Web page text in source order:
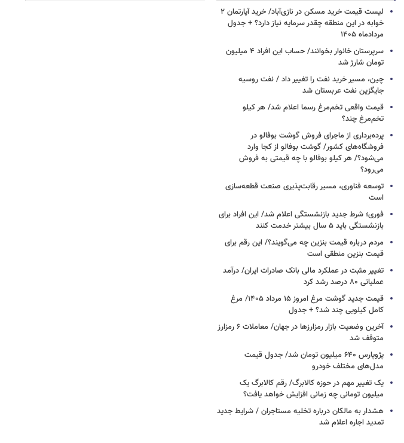
لیست قیمت خرید مسکن در نازی‌آباد/ خرید آپارتمان ۲
خوابه در این منطقه چقدر سرمایه نیاز دارد؟ + جدول
مردادماه ۱۴۰۵
سرپرستان خانوار بخوانند/ حساب این افراد ۴ میلیون
تومان شارژ شد
چین، مسیر خرید نفت را تغییر داد / نفت روسیه
جایگزین نفت عربستان شد
قیمت واقعی تخم‌مرغ رسما اعلام شد/ هر کیلو
تخم‌مرغ چند؟
پرده‌برداری از ماجرای فروش گوشت بوفالو در
فروشگاه‌های کشور/ گوشت بوفالو از کجا وارد
می‌شود؟/ هر کیلو بوفالو با چه قیمتی به فروش
می‌رود؟
توسعه فناوری، مسیر رقابت‌پذیری صنعت قطعه‌سازی
است
فوری؛ شرط جدید بازنشستگی اعلام شد/ این افراد برای
بازنشستگی باید ۵ سال بیشتر خدمت کنند
مردم درباره قیمت بنزین چه می‌گویند؟/ این رقم برای
قیمت بنزین منطقی است
تغییر مثبت در عملکرد مالی بانک صادرات ایران/ درآمد
عملیاتی ۸۰ درصد رشد کرد
قیمت جدید گوشت مرغ امروز ۱۵ مرداد ۱۴۰۵/ مرغ
کامل کیلویی چند شد؟ + جدول
آخرین وضعیت بازار رمزارزها در جهان/ معاملات ۶ رمزارز
متوقف شد
پژوپارس ۶۴۰ میلیون تومان شد/ جدول قیمت
مدل‌های مختلف خودرو
یک تغییر مهم در حوزه کالابرگ/ رقم کالابرگ یک
میلیون تومانی چه زمانی افزایش خواهد یافت؟
هشدار به مالکان درباره تخلیه مستاجران / شرایط جدید
تمدید اجاره اعلام شد